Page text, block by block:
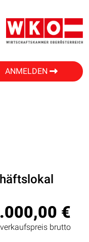
ANMELDEN
€
brutto